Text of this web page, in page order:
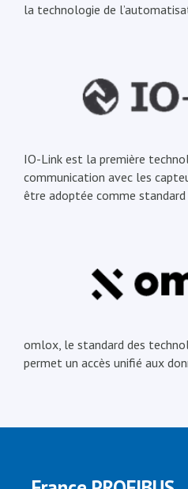
la technologie de
IO-Link est la première
communication avec les
être adoptée comme
omlox, le standard des
permet un accès unifié aux